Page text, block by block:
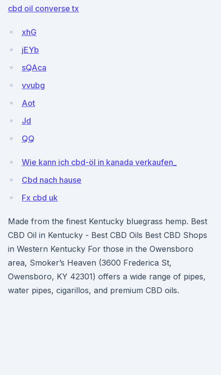
cbd oil converse tx
xhG
jEYb
sQAca
vvubg
Aot
Jd
QQ
Wie kann ich cbd-öl in kanada verkaufen_
Cbd nach hause
Fx cbd uk
Made from the finest Kentucky bluegrass hemp. Best
CBD Oil in Kentucky - Best CBD Oils Best CBD Shops
in Western Kentucky For those in the Owensboro
area, Smoker’s Heaven (3600 Frederica St,
Owensboro, KY 42301) offers a wide range of pipes,
water pipes, cigarillos, and premium CBD oils.